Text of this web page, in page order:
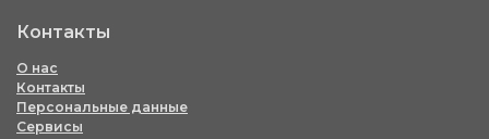
Контакты
О нас
Контакты
Персональные данные
Сервисы